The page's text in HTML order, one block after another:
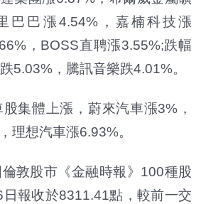
巴巴漲4.54%，嘉楠科技漲
，BOSS直聘漲3.55%;跌幅
5.03%，騰訊音樂跌4.01%。
集體上漲，蔚來汽車漲3%，
理想汽車漲6.93%。
敦股市《金融時報》100種股
報收於8311.41點，較前一交